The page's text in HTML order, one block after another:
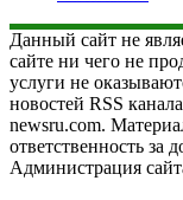
Данный сайт не
сайте ни чего не
услуги не
новостей RSS
newsru.com.
ответственность за
Администрация